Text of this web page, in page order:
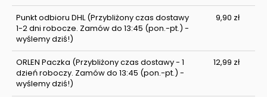
Punkt odbioru DHL(Przybliżony czas dostawy
1-2 dni robocze. Zamów do 13:45 (pon.-pt.) -
wyślemy dziś!)
9,90 zł
ORLEN Paczka (Przybliżony czas dostawy - 1
dzień roboczy. Zamów do 13:45 (pon.-pt.) -
wyślemy dziś!)
12,99 zł